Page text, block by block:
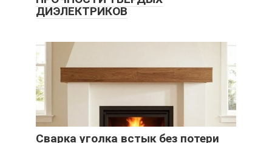
ДИЭЛЕКТРИКОВ
Сварка уголка встык без потери